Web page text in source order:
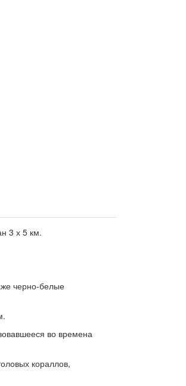
3 х 5 км.
черно-белые
во времена
кораллов,